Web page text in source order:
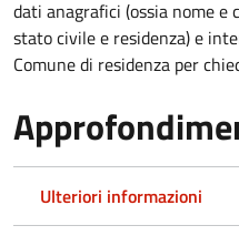
dati anagrafici (ossia nome e
stato civile e residenza) e
Comune di residenza per
Ulteriori informazioni